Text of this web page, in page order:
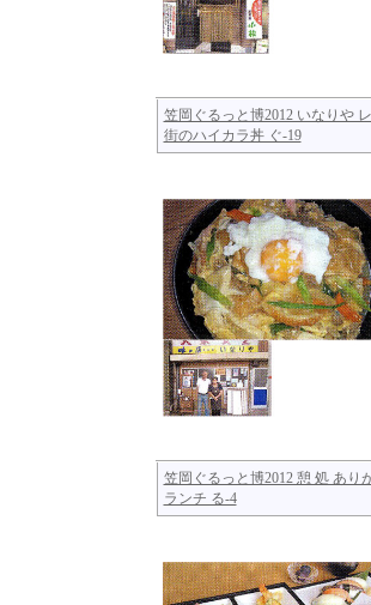
笠岡ぐるっと博2012 いなりや
街のハイカラ丼 ぐ-19
笠岡ぐるっと博2012 憩 処 あり
ランチ る-4